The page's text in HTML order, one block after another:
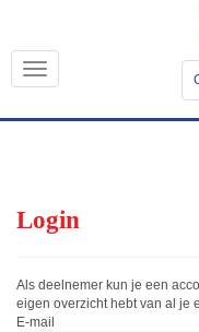
Login
Als deelnemer kun je een
eigen overzicht hebt van al je
E-mail